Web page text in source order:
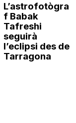
L’astrofotògra
f Babak
Tafreshi
seguirà
l’eclipsi des de
Tarragona